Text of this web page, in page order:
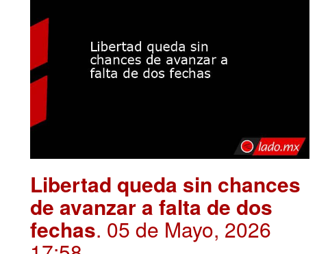
Libertad queda sin chances
de avanzar a falta de dos
fechas. 05 de Mayo, 2026